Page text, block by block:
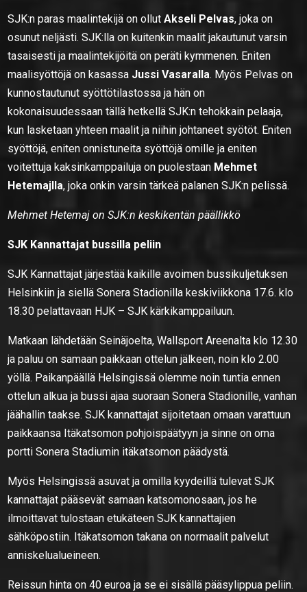
SJK:n paras maalintekijä on ollutAkseli Pelvas, joka on
osunut neljästi. SJK:lla on kuitenkin maalit jakautunut varsin
tasaisesti ja maalintekijöitä on peräti kymmenen. Eniten
maalisyöttöjä on kasassa Jussi Vasaralla. Myös Pelvas on
kunnostautunut syöttötilastossa ja hän on
kokonaisuudessaan tällä hetkellä SJK:n tehokkain pelaaja,
kun lasketaan yhteen maalit ja niihin johtaneet syötöt. Eniten
syöttöjä, eniten onnistuneita syöttöjä omille ja eniten
voitettuja kaksinkamppailuja on puolestaan Mehmet
Hetemajlla, joka onkin varsin tärkeä palanen SJK:n pelissä.
Mehmet Hetemaj on SJK:n keskikentän päällikkö
SJK Kannattajat bussilla peliin
SJK Kannattajat järjestää kaikille avoimen bussikuljetuksen
Helsinkiin ja siellä Sonera Stadionilla keskiviikkona 17.6. klo
18.30 pelattavaan HJK – SJK kärkikamppailuun.
Matkaan lähdetään Seinäjoelta, Wallsport Areenalta klo 12.30
ja paluu on samaan paikkaan ottelun jälkeen, noin klo 2.00
yöllä. Paikanpäällä Helsingissä olemme noin tuntia ennen
ottelun alkua ja bussi ajaa suoraan Sonera Stadionille, vanhan
jäähallin taakse. SJK kannattajat sijoitetaan omaan varattuun
paikkaansa Itäkatsomon pohjoispäätyyn ja sinne on oma
portti Sonera Stadiumin itäkatsomon päädystä.
Myös Helsingissä asuvat ja omilla kyydeillä tulevat SJK
kannattajat pääsevät samaan katsomonosaan, jos he
ilmoittavat tulostaan etukäteen SJK kannattajien
sähköpostiin. Itäkatsomon takana on normaalit palvelut
anniskelualueineen.
Reissun hinta on 40 euroa ja se ei sisällä pääsylippua peliin.